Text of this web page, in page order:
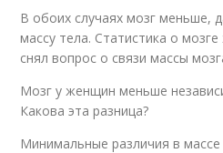
В обоих случаях мозг меньше,
массу тела. Статистика о
снял вопрос о связи массы
Мозг у женщин меньше
Какова эта разница?
Минимальные различия в